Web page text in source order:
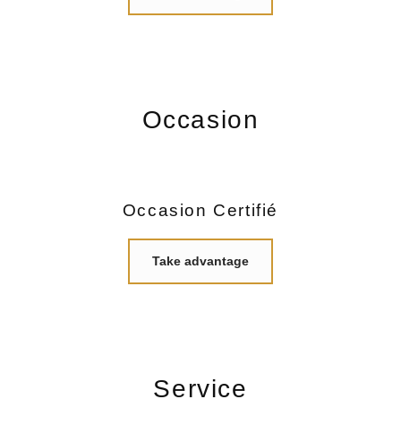
Occasion
Occasion Certifié
Take advantage
Service